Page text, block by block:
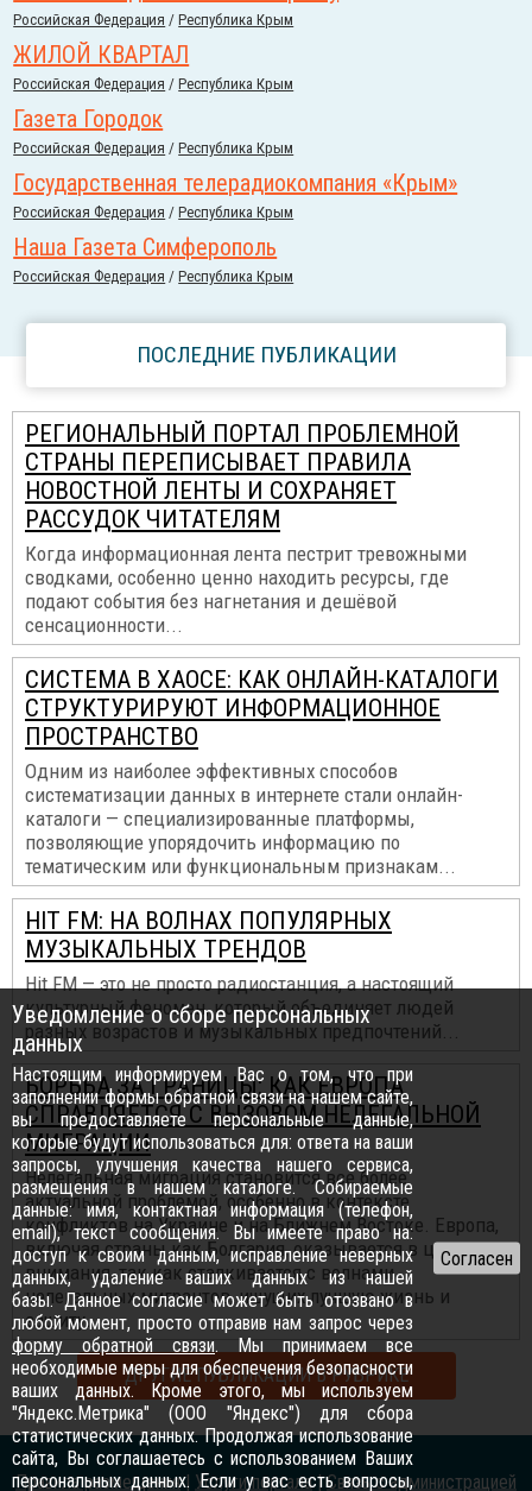
Российcкая Федерация /Республика Крым
ЖИЛОЙ КВАРТАЛ
Российcкая Федерация /Республика Крым
Газета Городок
Российcкая Федерация /Республика Крым
Государственная телерадиокомпания «Крым»
Российcкая Федерация /Республика Крым
Наша Газета Симферополь
Российcкая Федерация /Республика Крым
ПОСЛЕДНИЕ ПУБЛИКАЦИИ
РЕГИОНАЛЬНЫЙ ПОРТАЛ ПРОБЛЕМНОЙ
СТРАНЫ ПЕРЕПИСЫВАЕТ ПРАВИЛА
НОВОСТНОЙ ЛЕНТЫ И СОХРАНЯЕТ
РАССУДОК ЧИТАТЕЛЯМ
Когда информационная лента пестрит тревожными
сводками, особенно ценно находить ресурсы, где
подают события без нагнетания и дешёвой
сенсационности...
СИСТЕМА В ХАОСЕ: КАК ОНЛАЙН-КАТАЛОГИ
СТРУКТУРИРУЮТ ИНФОРМАЦИОННОЕ
ПРОСТРАНСТВО
Одним из наиболее эффективных способов
систематизации данных в интернете стали онлайн-
каталоги — специализированные платформы,
позволяющие упорядочить информацию по
тематическим или функциональным признакам...
HIT FM: НА ВОЛНАХ ПОПУЛЯРНЫХ
МУЗЫКАЛЬНЫХ ТРЕНДОВ
Hit FM — это не просто радиостанция, а настоящий
культурный феномен, который объединяет людей
разных возрастов и музыкальных предпочтений...
БОРЬБА ЗА ГРАНИЦЫ: КАК ЕВРОПА
СПРАВЛЯЕТСЯ С ВЫЗОВОМ НЕЛЕГАЛЬНОЙ
МИГРАЦИИ
Нелегальная миграция становится все более
актуальной проблемой, особенно в контексте
конфликтов на Украине и на Ближнем Востоке. Европа,
включая страны как Болгария, оказывается в центре
внимания, так как сталкивается с волнами
нелегальных мигрантов, ищущих лучшую жизнь и
защиту.
ДРУГИЕ ПУБЛИКАЦИИ В РУБРИКЕ
Правила размещения| Услуги портала|Связь с администрацией
Уведомление о сборе персональных
данных
Настоящим информируем Вас о том, что при
заполнении формы обратной связи на нашем сайте,
вы предоставляете персональные данные,
которые будут использоваться для: ответа на ваши
запросы, улучшения качества нашего сервиса,
размещения в нашем каталоге. Собираемые
данные: имя, контактная информация (телефон,
email), текст сообщения. Вы имеете право на:
доступ к своим данным, исправление неверных
данных, удаление ваших данных из нашей
базы. Данное согласие может быть отозвано в
любой момент, просто отправив нам запрос через
форму обратной связи. Мы принимаем все
необходимые меры для обеспечения безопасности
ваших данных. Кроме этого, мы используем
"Яндекс.Метрика" (ООО "Яндекс") для сбора
статистических данных. Продолжая использование
сайта, Вы соглашаетесь с использованием Ваших
персональных данных. Если у вас есть вопросы,